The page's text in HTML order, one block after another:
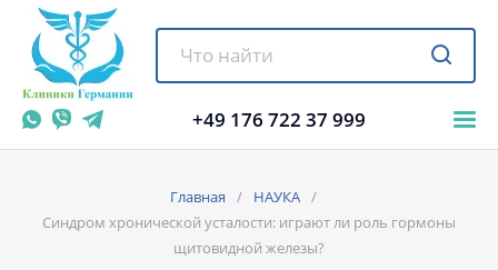
+49 176 722 37 999
Главная
НАУКА
Синдром хронической усталости: играют ли роль гормоны
щитовидной железы?